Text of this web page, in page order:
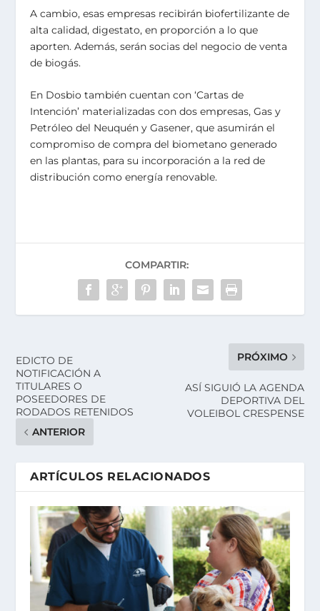
A cambio, esas empresas recibirán biofertilizante de
alta calidad, digestato, en proporción a lo que
aporten. Además, serán socias del negocio de venta
de biogás.
En Dosbio también cuentan con ‘Cartas de
Intención’ materializadas con dos empresas, Gas y
Petróleo del Neuquén y Gasener, que asumirán el
compromiso de compra del biometano generado
en las plantas, para su incorporación a la red de
distribución como energía renovable.
COMPARTIR:
EDICTO DE
NOTIFICACIÓN A
TITULARES O
POSEEDORES DE
RODADOS RETENIDOS
ANTERIOR
PRÓXIMO
ASÍ SIGUIÓ LA AGENDA
DEPORTIVA DEL
VOLEIBOL CRESPENSE
ARTÍCULOS RELACIONADOS